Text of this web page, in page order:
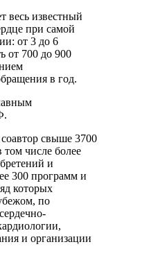
весь известный
при самой
от 3 до 6
от 700 до 900
в год.
свыше 3700
числе более
и
300 программ и
которых
по
и организации